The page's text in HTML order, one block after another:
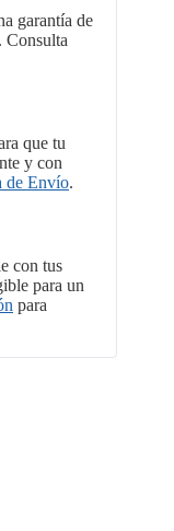
garantía de
Consulta
que tu
y con
de Envío.
con tus
para un
para